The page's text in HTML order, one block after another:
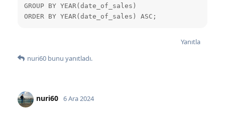
GROUP BY YEAR(date_of_sales)
ORDER BY YEAR(date_of_sales) ASC;
Yanıtla
nuri60 bunu yanıtladı.
nuri60 6 Ara 2024